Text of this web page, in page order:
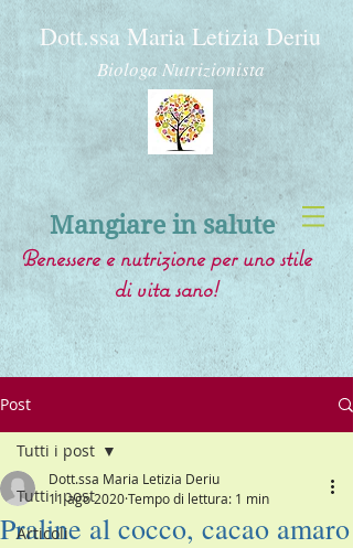
Dott.ssa Maria Letizia Deriu
Biologa Nutrizionista
Mangiare in salute
Benessere e nutrizione per uno stile
di vita sano!
Post
Tutti i post
Articoli
Tutti i post
Praline al cocco, cacao amaro
Dott.ssa Maria Letizia Deriu
11 ago 2020Tempo di lettura: 1 min